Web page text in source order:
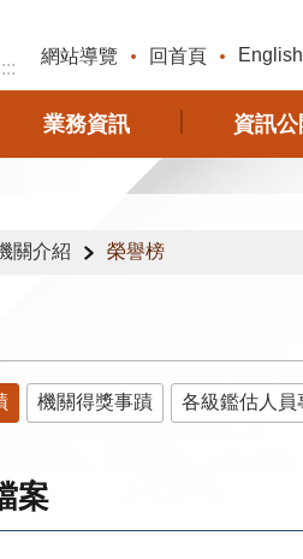
:::
網站導覽 回首頁 English
業務資訊 資訊公
關介紹 榮譽榜
機關得獎事蹟 各級鑑估人員
案